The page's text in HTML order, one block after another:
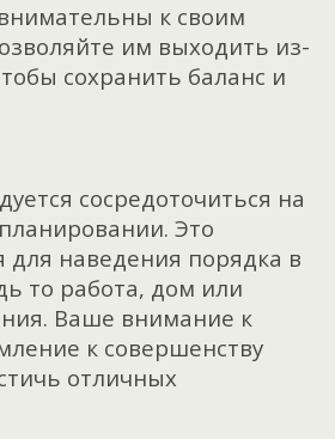
к своим
им выходить из-
сохранить баланс и
сосредоточиться на
Это
для наведения порядка в
то работа, дом или
Ваше внимание к
к совершенству
отличных